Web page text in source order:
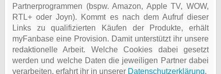
Partnerprogrammen (bspw. Amazon, Apple TV, WOW,
RTL+ oder Joyn). Kommt es nach dem Aufruf dieser
Links zu qualifizierten Käufen der Produkte, erhält
myFanbase eine Provision. Damit unterstützt ihr unsere
redaktionelle Arbeit. Welche Cookies dabei gesetzt
werden und welche Daten die jeweiligen Partner dabei
verarbeiten, erfahrt ihr in unserer Datenschutzerklärung.